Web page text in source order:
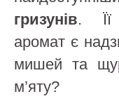
гризунів. Її
аромат є
мишей та
м’яту?